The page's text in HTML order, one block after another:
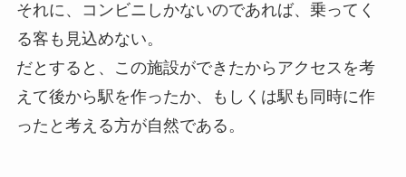
それに、コンビニしかないのであれば、乗ってく
る客も見込めない。
だとすると、この施設ができたからアクセスを考
えて後から駅を作ったか、もしくは駅も同時に作
ったと考える方が自然である。